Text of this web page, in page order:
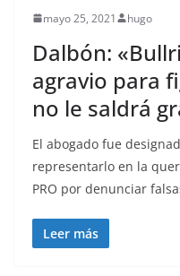
mayo 25, 2021 hugo
Dalbón:
agravio para
no le saldrá
El abogado fue
representarlo en la
PRO por denunciar
Leer más